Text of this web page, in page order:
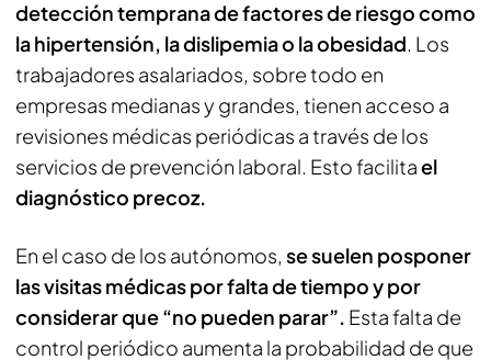
detección temprana de factores de riesgo como
la hipertensión, la dislipemia o la obesidad. Los
trabajadores asalariados, sobre todo en
empresas medianas y grandes, tienen acceso a
revisiones médicas periódicas a través de los
servicios de prevención laboral. Esto facilitael
diagnóstico precoz.
En el caso de los autónomos, se suelen posponer
las visitas médicas por falta de tiempo y por
considerar que “no pueden parar”. Esta falta de
control periódico aumenta la probabilidad de que